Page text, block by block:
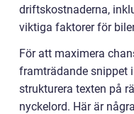
driftskostnaderna,
viktiga faktorer för
För att maximera
framträdande snippet
strukturera texten på
nyckelord. Här är